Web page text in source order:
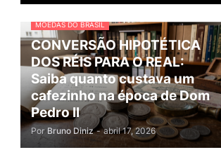
MOEDAS DO BRASIL
CONVERSÃO HIPOTÉTICA
DOS RÉIS PARA O REAL:
Saiba quanto custava um
cafezinho na época de Dom
Pedro II
Por Bruno Diniz - abril 17, 2026